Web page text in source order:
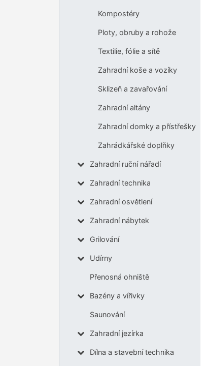
Kompostéry
Ploty, obruby a rohože
Textilie, fólie a sítě
Zahradní koše a vozíky
Sklizeň a zavařování
Zahradní altány
Zahradní domky a přístřešky
Zahrádkářské doplňky
Zahradní ruční nářadí
Zahradní technika
Zahradní osvětlení
Zahradní nábytek
Grilování
Udírny
Přenosná ohniště
Bazény a vířivky
Saunování
Zahradní jezírka
Dílna a stavební technika